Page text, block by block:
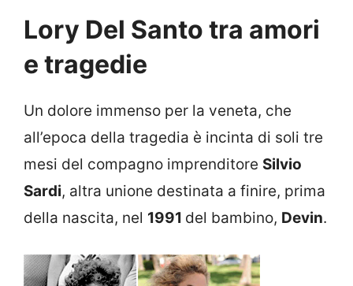
Lory Del Santo tra amori
e tragedie
Un dolore immenso per la veneta, che
all’epoca della tragedia è incinta di soli tre
mesi del compagno imprenditore Silvio
Sardi, altra unione destinata a finire, prima
della nascita, nel 1991 del bambino, Devin.